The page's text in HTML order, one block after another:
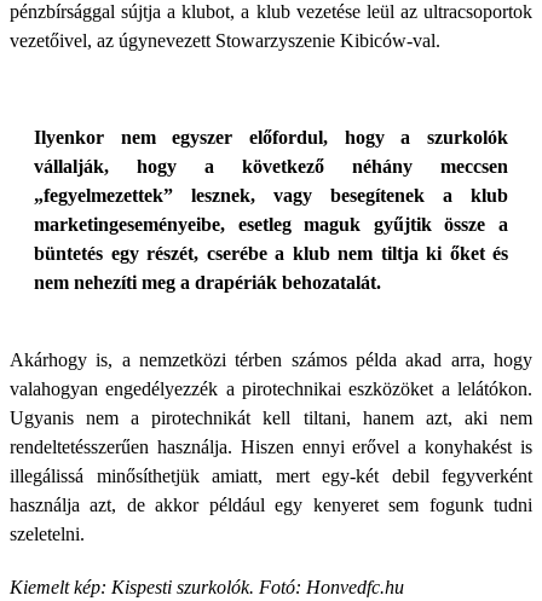
pénzbírsággal sújtja a klubot, a klub vezetése leül az ultracsoportok
vezetőivel, az úgynevezett Stowarzyszenie Kibiców-val.
Ilyenkor nem egyszer előfordul, hogy a szurkolók
vállalják, hogy a következő néhány meccsen
„fegyelmezettek” lesznek, vagy besegítenek a klub
marketingeseményeibe, esetleg maguk gyűjtik össze a
büntetés egy részét, cserébe a klub nem tiltja ki őket és
nem nehezíti meg a drapériák behozatalát.
Akárhogy is, a nemzetközi térben számos példa akad arra, hogy
valahogyan engedélyezzék a pirotechnikai eszközöket a lelátókon.
Ugyanis nem a pirotechnikát kell tiltani, hanem azt, aki nem
rendeltetésszerűen használja. Hiszen ennyi erővel a konyhakést is
illegálissá minősíthetjük amiatt, mert egy-két debil fegyverként
használja azt, de akkor például egy kenyeret sem fogunk tudni
szeletelni.
Kiemelt kép: Kispesti szurkolók. Fotó: Honvedfc.hu